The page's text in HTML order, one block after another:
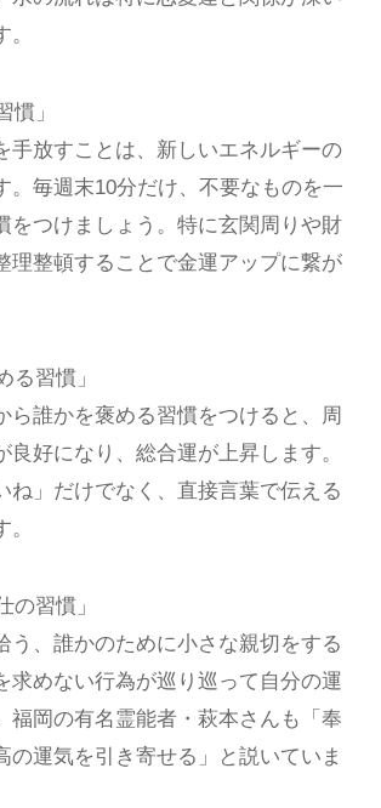
慣」
手放すことは、新しいエネルギーの
。毎週末10分だけ、不要なものを一
をつけましょう。特に玄関周りや財
理整頓することで金運アップに繋が
る習慣」
ら誰かを褒める習慣をつけると、周
良好になり、総合運が上昇します。
ね」だけでなく、直接言葉で伝える
の習慣」
う、誰かのために小さな親切をする
求めない行為が巡り巡って自分の運
福岡の有名霊能者・萩本さんも「奉
の運気を引き寄せる」と説いていま